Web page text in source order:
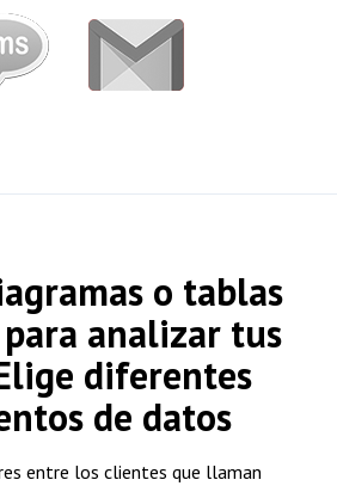
o tablas
analizar tus
diferentes
de datos
entre los clientes que llaman